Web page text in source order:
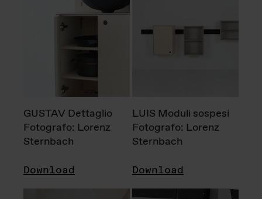
GUSTAV Dettaglio
Fotografo: Lorenz
Sternbach
Download
LUIS Moduli sospesi
Fotografo: Lorenz
Sternbach
Download